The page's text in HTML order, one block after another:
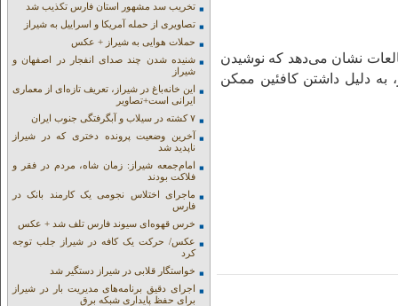
نشان می‌دهد که نوشیدن
به دلیل داشتن کافئین ممکن
تخریب سد مشهور استان فارس تکذیب شد
تصاویری از حمله آمریکا و اسراییل به شیراز
حملات هوایی به شیراز + عکس
شنیده شدن چند صدای انفجار در اصفهان و
شیراز
این خانه‌باغ در شیراز، تعریف تازه‌ای از معماری
ایرانی است+تصاویر
۷ کشته در سیلاب و آبگرفتگی جنوب ایران
آخرین وضعیت پرونده دختری که در شیراز
ناپدید شد
امام‌جمعه شیراز: زمان شاه، مردم در فقر و
فلاکت بودند
ماجرای اختلاس نجومی یک کارمند بانک در
فارس
خرس قهوه‌ای سیوند فارس تلف شد + عکس
عکس/ حرکت یک کافه در شیراز جلب توجه
کرد
خواستگار قلابی در شیراز دستگیر شد
اجرای دقیق برنامه‌های مدیریت بار در شیراز
برای حفظ پایداری شبکه برق